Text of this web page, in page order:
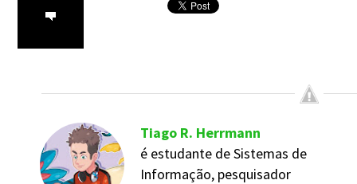
Tiago R. Herrmann
é estudante de Sistemas de
Informação, pesquisador